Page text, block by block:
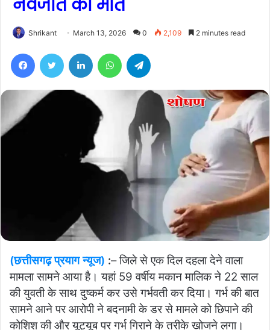
नवजात की मौत
Shrikant March 13, 2026 0 2,109 2 minutes read
(छत्तीसगढ़ प्रयाग न्यूज) :– जिले से एक दिल दहला देने वाला
मामला सामने आया है। यहां 59 वर्षीय मकान मालिक ने 22 साल
की युवती के साथ दुष्कर्म कर उसे गर्भवती कर दिया। गर्भ की बात
सामने आने पर आरोपी ने बदनामी के डर से मामले को छिपाने की
कोशिश की और यूट्यूब पर गर्भ गिराने के तरीके खोजने लगा।